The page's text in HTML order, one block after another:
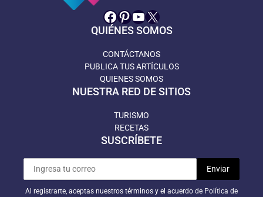
Facebook
Pinterest
YouTube
X
QUIÉNES SOMOS
CONTÁCTANOS
PUBLICA TUS ARTÍCULOS
QUIENES SOMOS
NUESTRA RED DE SITIOS
TURISMO
RECETAS
SUSCRÍBETE
Al registrarte, aceptas nuestros términos y el acuerdo de Política de